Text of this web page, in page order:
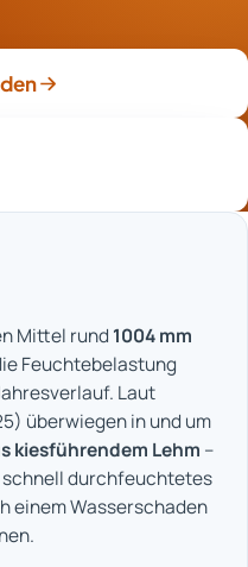
Einzelfall
zum Ablauf.
Mittel rund 1004 mm
Feuchtebelastung
Laut
überwiegen in und um
kiesführendem Lehm –
durchfeuchtetes
einem Wasserschaden